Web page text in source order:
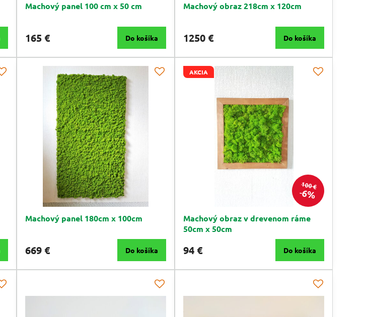
Machový panel 100 cm x 50 cm
165 € Do košíka
Machový obraz 218cm x 120cm
1250 € Do košíka
Machový panel 180cm x 100cm
669 € Do košíka
100 €
6%
AKCIA
Machový obraz v drevenom ráme
50cm x 50cm
94 € Do košíka